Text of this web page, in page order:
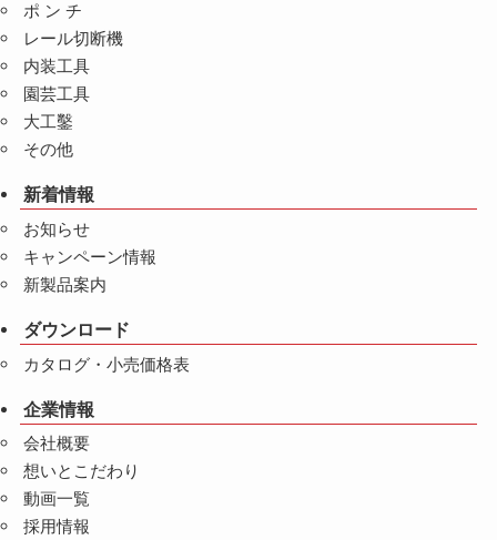
ポ ン チ
レール切断機
内装工具
園芸工具
大工鑿
その他
新着情報
お知らせ
キャンペーン情報
新製品案内
ダウンロード
カタログ・小売価格表
企業情報
会社概要
想いとこだわり
動画一覧
採用情報